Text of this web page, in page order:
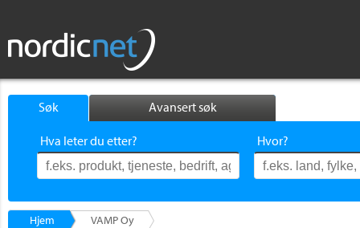
Søk Avansert søk
Hva leter du etter? Hvor?
Hjem VAMP Oy